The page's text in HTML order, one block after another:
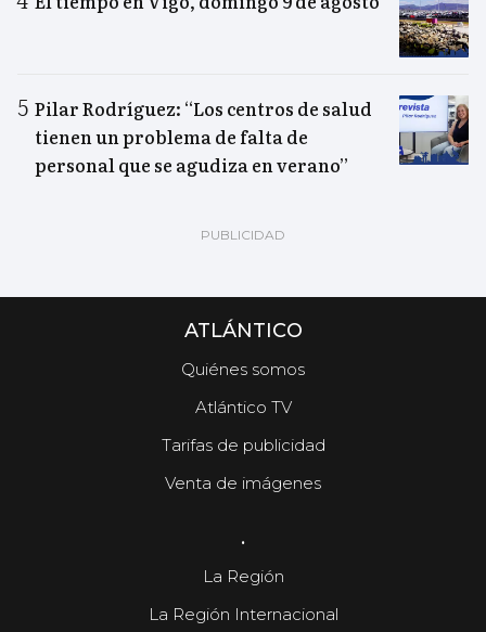
Pilar Rodríguez: “Los centros de salud
tienen un problema de falta de
personal que se agudiza en verano”
ATLÁNTICO
Quiénes somos
Atlántico TV
Tarifas de publicidad
Venta de imágenes
.
La Región
La Región Internacional